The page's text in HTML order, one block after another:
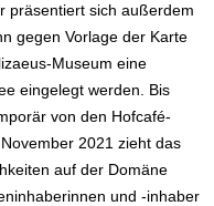
präsentiert sich außerdem
gegen Vorlage der Karte
Museum eine
eingelegt werden. Bis
von den Hofcafé-
2021 zieht das
auf der Domäne
und -inhaber